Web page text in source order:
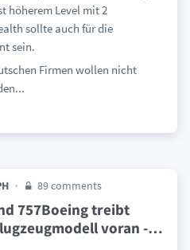
höherem Level mit 2
sollte auch für die
sein.
Firmen wollen nicht
89 comments
757Boeing treibt
voran -…